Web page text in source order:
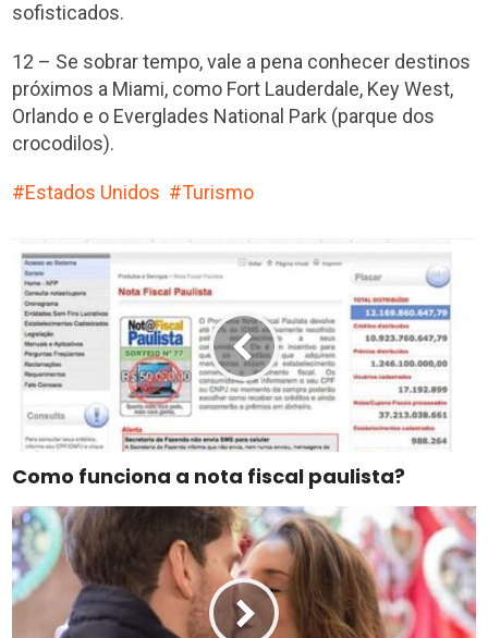
sofisticados.
12 – Se sobrar tempo, vale a pena conhecer destinos
próximos a Miami, como Fort Lauderdale, Key West,
Orlando e o Everglades National Park (parque dos
crocodilos).
Estados Unidos Turismo
Como funciona a nota fiscal paulista?